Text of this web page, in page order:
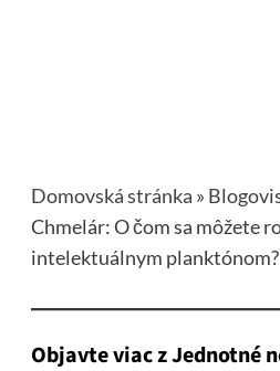
Domovská stránka »
Chmelár: O čom sa môžete
intelektuálnym planktónom?
Objavte viac z Jednotné